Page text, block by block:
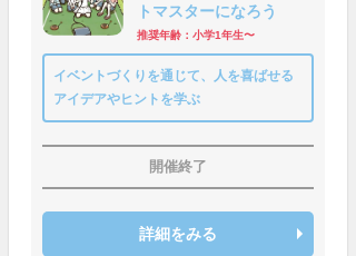
トマスターになろう
推奨年齢：小学1年生〜
イベントづくりを通じて、人を喜ばせる
アイデアやヒントを学ぶ
開催終了
詳細をみる